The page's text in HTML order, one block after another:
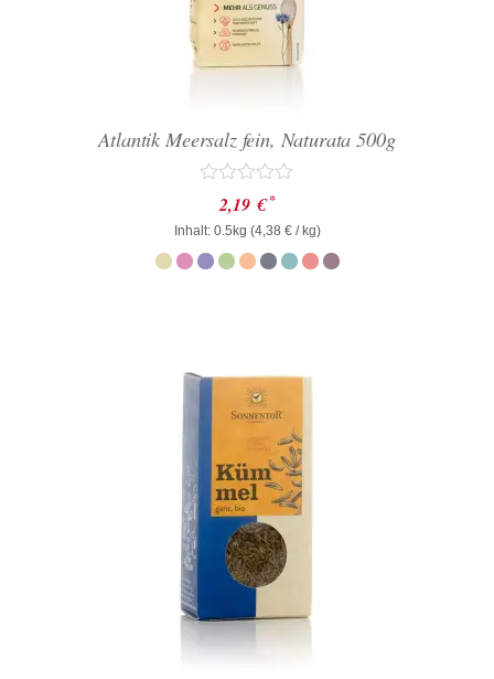
Atlantik Meersalz fein, Naturata 500g
Bewertet
mit
0
von
5
2,19 € *
Inhalt: 0.5kg (4,38 €/ kg)